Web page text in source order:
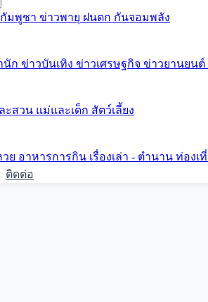
มพูชา ข่าวพายุ ฝนตก กันจอมพลัง
นัก ข่าวบันเทิง ข่าวเศรษฐกิจ ข่าวยานยนต์
ะสวน แม่และเด็ก สัตว์เลี้ยง
วย อาหารการกิน เรื่องเล่า - ตำนาน ท่องเ
ติดต่อ